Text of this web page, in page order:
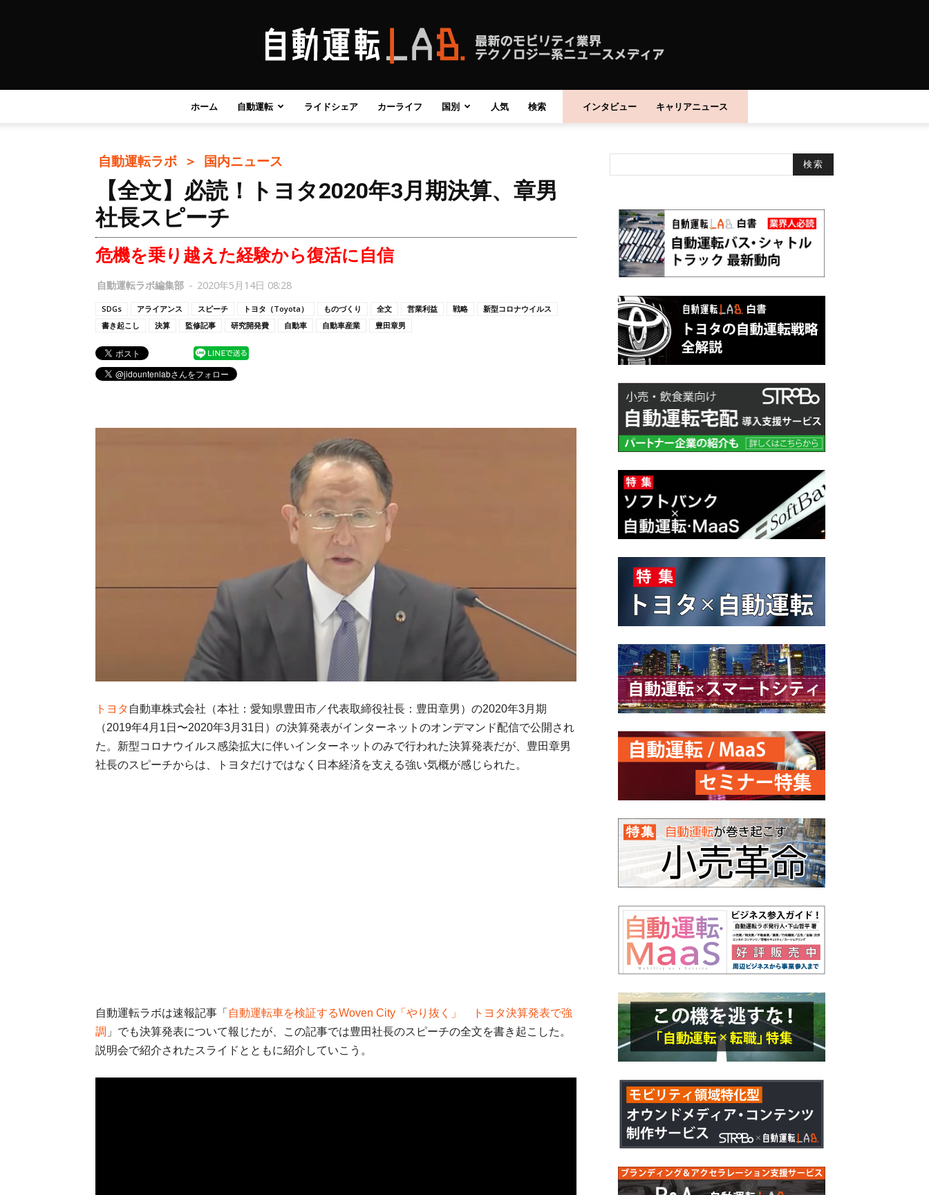
自
動
ホーム 自動運転 ライドシェア カーライフ 国別 人気 検索 インタビュー キャリアニュース
自動運転ラボ ＞ 国内ニュース
【全文】必読！トヨタ2020年3月期決算、章男
社長スピーチ
危機を乗り越えた経験から復活に自信
自動運転ラボ編集部 - 2020年5月14日 08:28
SDGs アライアンス スピーチ トヨタ（Toyota） ものづくり 全文 営業利益 戦略
新型コロナウイルス
書き起こし
決算 監修記事 研究開発費 自動車 自動車産業 豊田章男
トヨタ 自動車株式会社（本社：愛知県豊田市／代表取締役社長：豊田章男）の2020年3月期
（2019年4月1日〜2020年3月31日）の決算発表がインターネットのオンデマンド配信で公開され
た。新型コロナウイルス感染拡大に伴いインターネットのみで行われた決算発表だが、豊田章男
社長のスピーチからは、トヨタだけではなく日本経済を支える強い気概が感じられた。
自動運転ラボは速報記事「 自動運転車を検証するWoven City「やり抜く」 トヨタ決算発表で強
調 」でも決算発表について報じたが、この記事では豊田社長のスピーチの全文を書き起こした。
説明会で紹介されたスライドとともに紹介していこう。